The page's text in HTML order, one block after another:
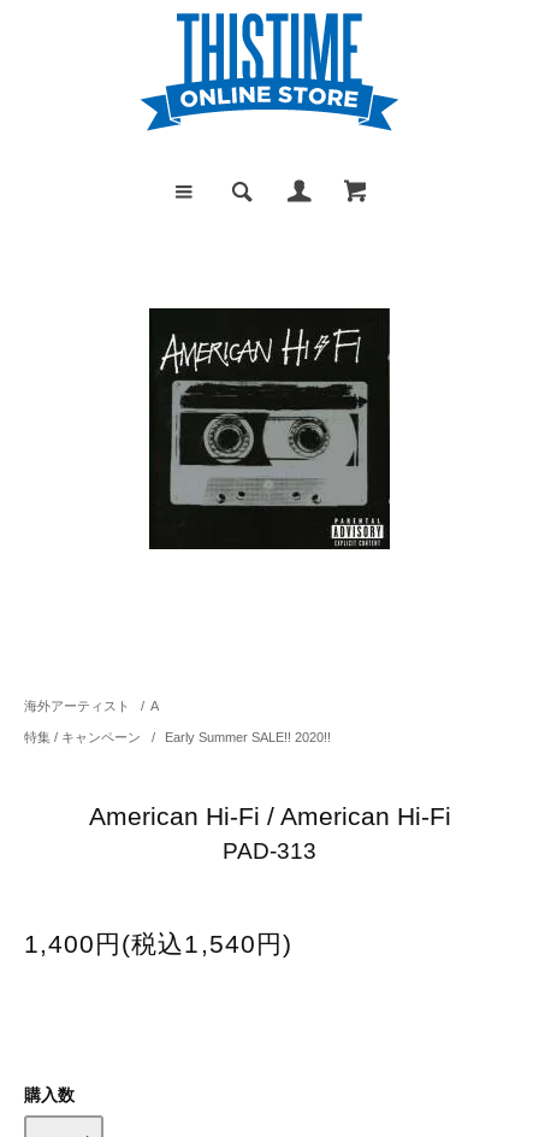
海外アーティスト / A
特集 / キャンペーン / Early Summer SALE!! 2020!!
American Hi-Fi / American Hi-Fi
PAD-313
1,400円(税込1,540円)
購入数